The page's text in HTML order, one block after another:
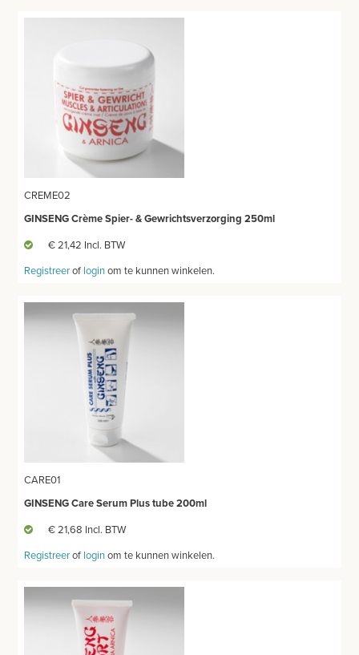
INSTRUMENTEN - INOX GERIEF
TWEEDEHANDS - LIQUIDATIE
PRODUCT NIET GEVONDEN?
CREME02
GINSENG Crème Spier- & Gewrichtsverzorging 250ml
€ 21,42 Incl. BTW
Registreerof loginom te kunnen winkelen.
CARE01
GINSENG Care Serum Plus tube 200ml
€ 21,68 Incl. BTW
Registreerof loginom te kunnen winkelen.